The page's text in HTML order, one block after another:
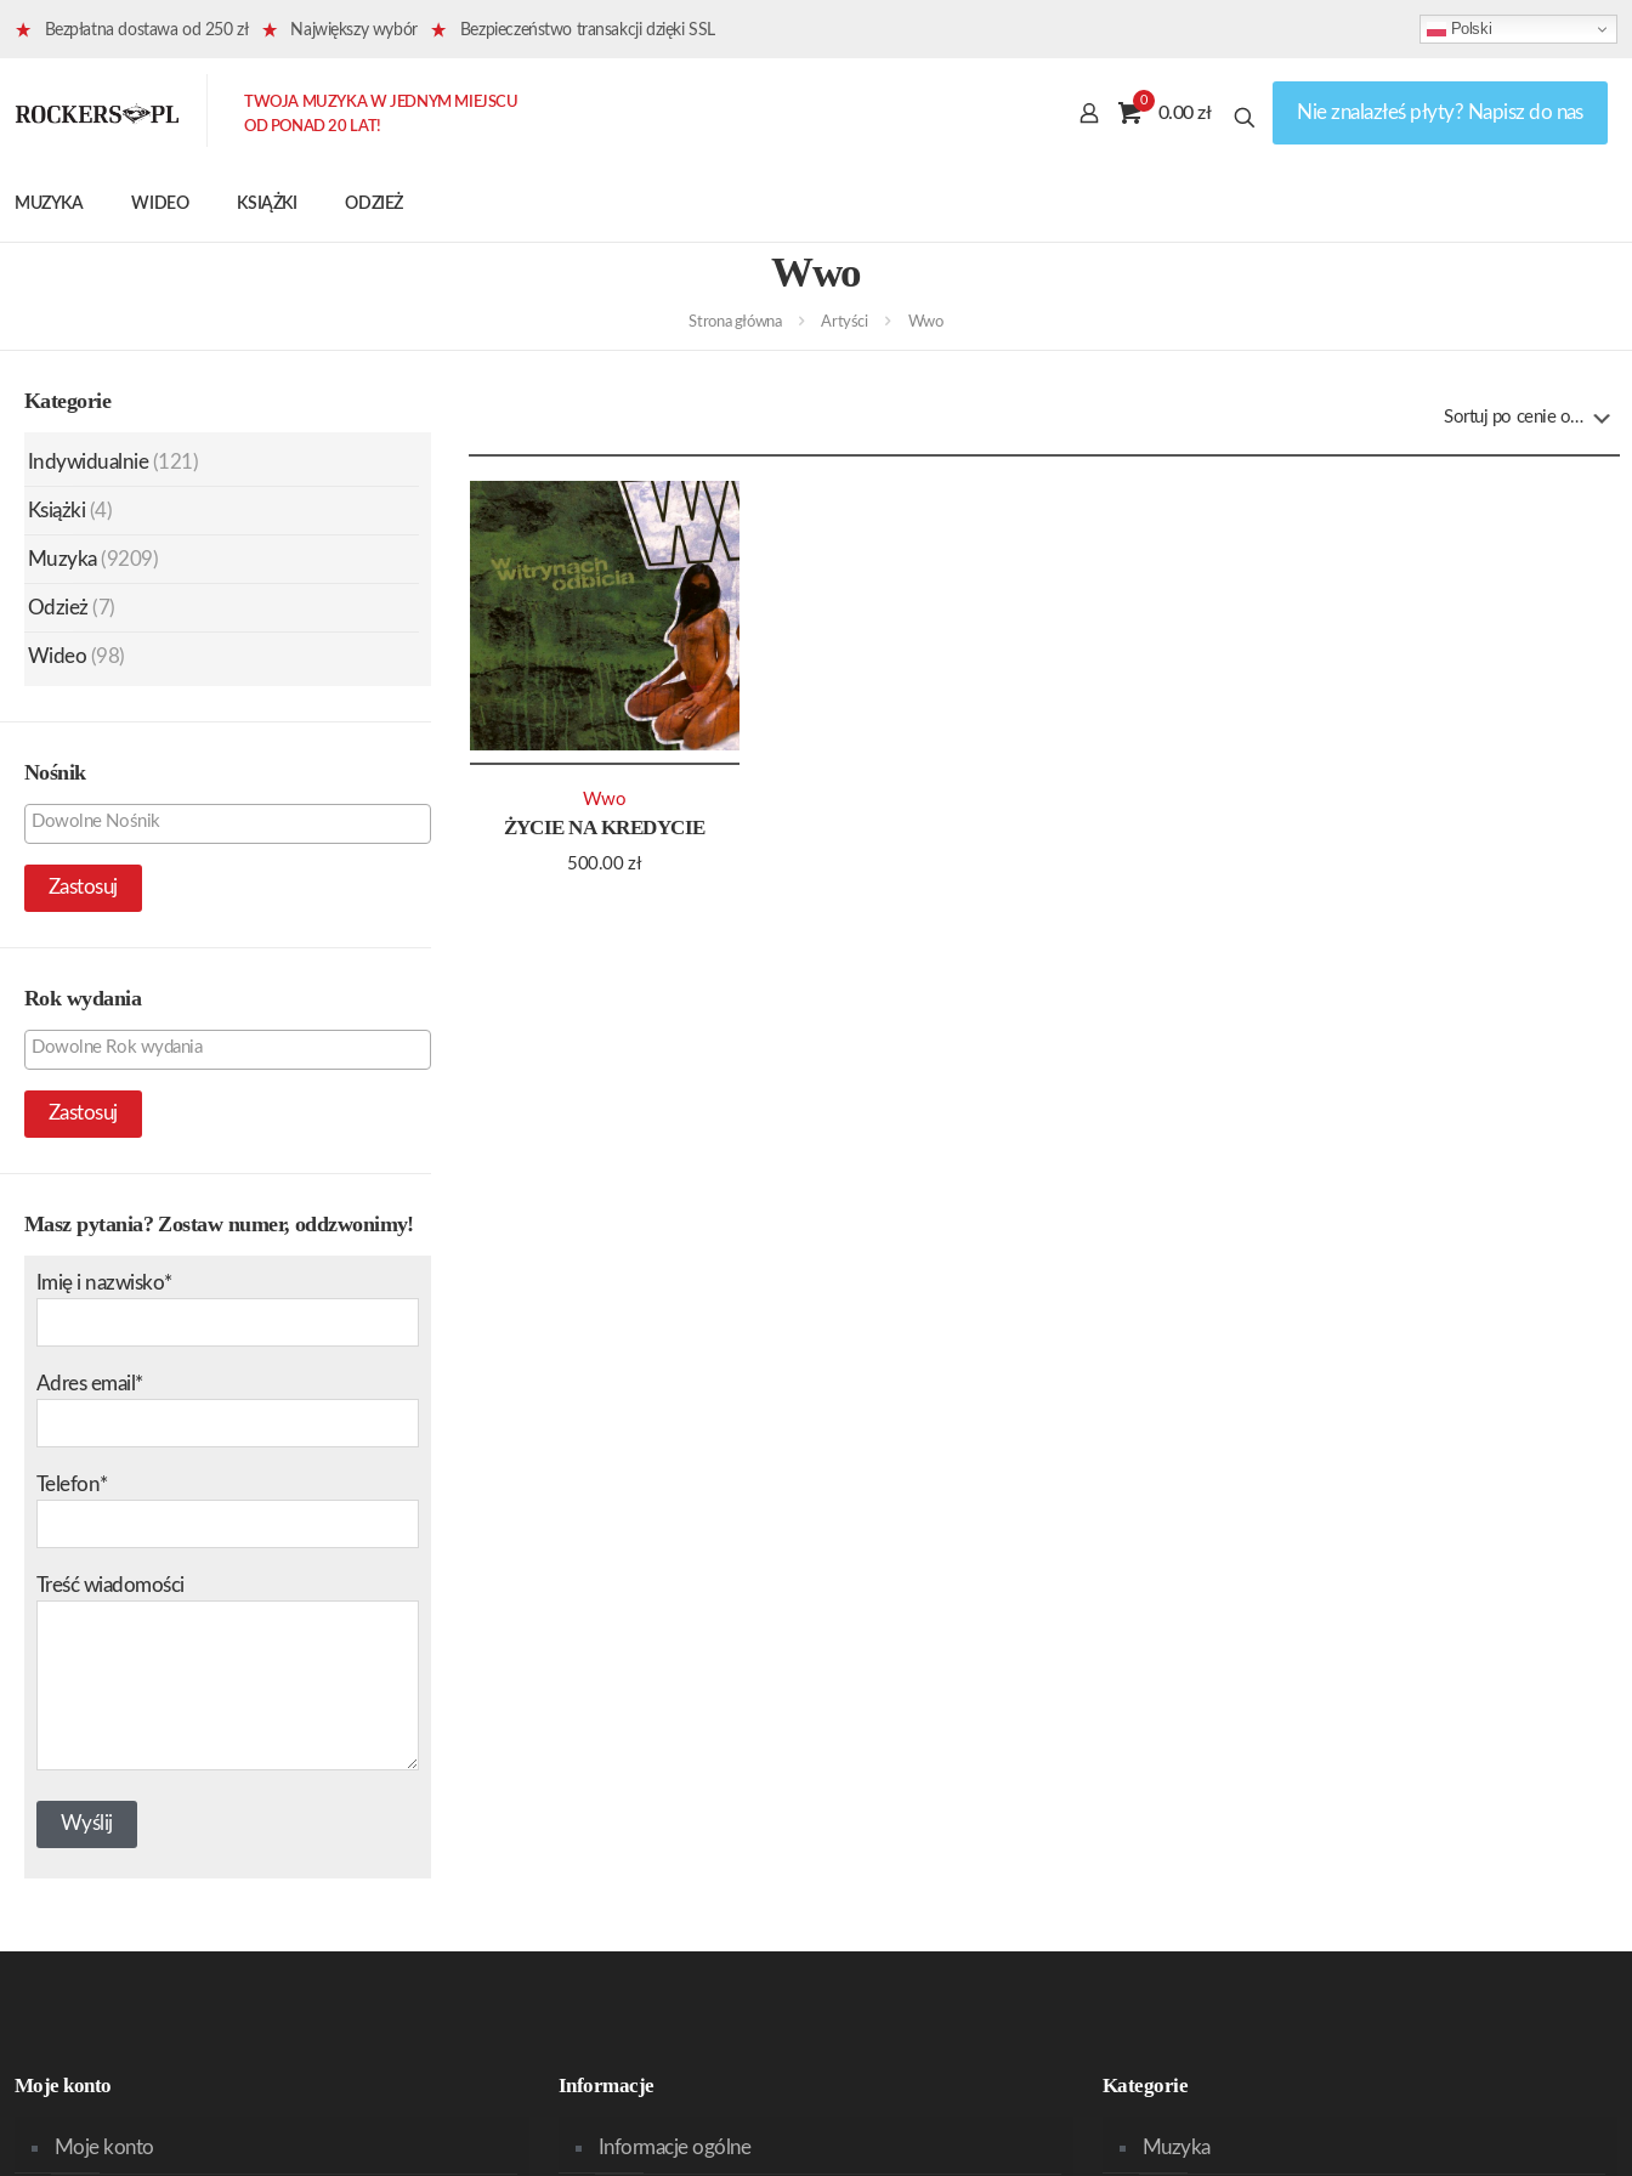
Bezpłatna dostawa od 250 zł Największy wybór Bezpieczeństwo transakcji dzięki SSL Polski
MUZYKA WIDEO KSIĄŻKI ODZIEŻ
TWOJA MUZYKA W JEDNYM MIEJSCU
OD PONAD 20 LAT!
0
0.00 zł Nie znalazłeś płyty? Napisz do nas
Wwo
Strona główna Artyści Wwo
ŻYCIE NA KREDYCIE
500.00zł
Wwo
Kategorie
Indywidualnie (121)
Książki (4)
Muzyka (9209)
Odzież (7)
Wideo (98)
Nośnik
Zastosuj
Rok wydania
Zastosuj
Masz pytania? Zostaw numer, oddzwonimy!
Imię i nazwisko*
Adres email*
Telefon*
Treść wiadomości
Moje konto
Moje konto
Informacje
Informacje ogólne
Kategorie
Muzyka